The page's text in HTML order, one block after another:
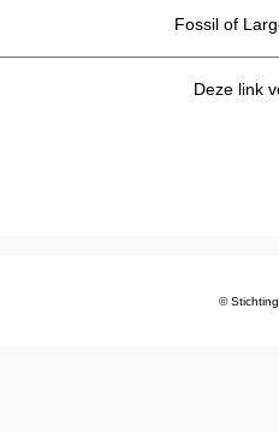
Fossil of
Deze link
©